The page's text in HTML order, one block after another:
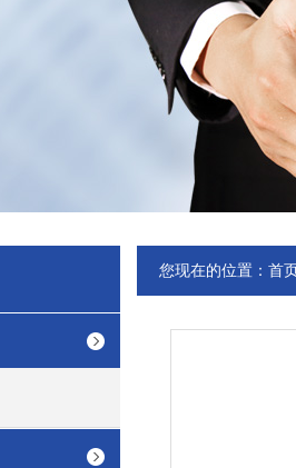
您现在的位置： 首